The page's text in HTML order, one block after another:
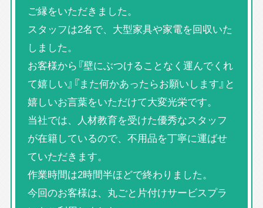
ご縁をいただきました。
スタッフは2名で、大型家具や家電を回収いた
しました。
お客様から『壁にぶつけることなく運んでくれ
て嬉しい』『また何かあったらお願いします』と
嬉しいお言葉をいただけて大変光栄です。
当社では、人材教育を受けた優秀なスタッフ
が在籍しているので、不用品を丁寧に運ばせ
ていただきます。
作業時間は2時間半ほどで終わりました。
今回のお客様は、丸ごと片付けサービスプラ